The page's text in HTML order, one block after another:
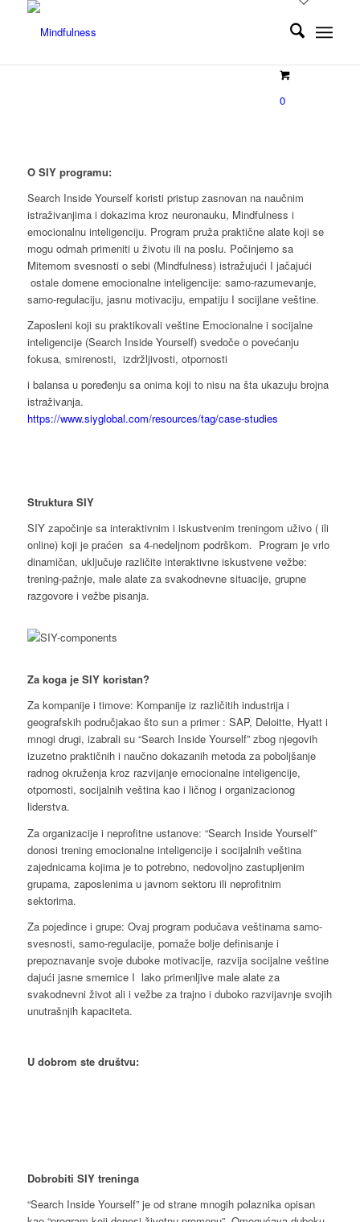
0
O SIY programu:
Search Inside Yourself koristi pristup zasnovan na naučnim
istraživanjima i dokazima kroz neuronauku, Mindfulness i
emocionalnu inteligenciju. Program pruža praktične alate koji se
mogu odmah primeniti u životu ili na poslu. Počinjemo sa
Mitemom svesnosti o sebi (Mindfulness) istražujući I jačajući
ostale domene emocionalne inteligencije: samo-razumevanje,
samo-regulaciju, jasnu motivaciju, empatiju I socijlane veštine.
Zaposleni koji su praktikovali veštine Emocionalne i socijalne
inteligencije (Search Inside Yourself) svedoče o povećanju
fokusa, smirenosti, izdržljivosti, otpornosti
i balansa u poređenju sa onima koji to nisu na šta ukazuju brojna
istraživanja.
https://www.siyglobal.com/resources/tag/case-studies
Struktura SIY
SIY započinje sa interaktivnim i iskustvenim treningom uživo ( ili
online) koji je praćen sa 4-nedeljnom podrškom. Program je vrlo
dinamičan, uključuje različite interaktivne iskustvene vežbe:
trening-pažnje, male alate za svakodnevne situacije, grupne
razgovore i vežbe pisanja.
Za koga je SIY koristan?
Za kompanije i timove: Kompanije iz različitih industrija i
geografskih područjakao što sun a primer : SAP, Deloitte, Hyatt i
mnogi drugi, izabrali su “Search Inside Yourself” zbog njegovih
izuzetno praktičnih i naučno dokazanih metoda za poboljšanje
radnog okruženja kroz razvijanje emocionalne inteligencije,
otpornosti, socijalnih veština kao i ličnog i organizacionog
liderstva.
Za organizacije i neprofitne ustanove: “Search Inside Yourself”
donosi trening emocionalne inteligencije i socijalnih veština
zajednicama kojima je to potrebno, nedovoljno zastupljenim
grupama, zaposlenima u javnom sektoru ili neprofitnim
sektorima.
Za pojedince i grupe: Ovaj program podučava veštinama samo-
svesnosti, samo-regulacije, pomaže bolje definisanje i
prepoznavanje svoje duboke motivacije, razvija socijalne veštine
dajući jasne smernice I lako primenljive male alate za
svakodnevni život ali i vežbe za trajno i duboko razvijavnje svojih
unutrašnjih kapaciteta.
U dobrom ste društvu:
Dobrobiti SIY treninga
“Search Inside Yourself” je od strane mnogih polaznika opisan